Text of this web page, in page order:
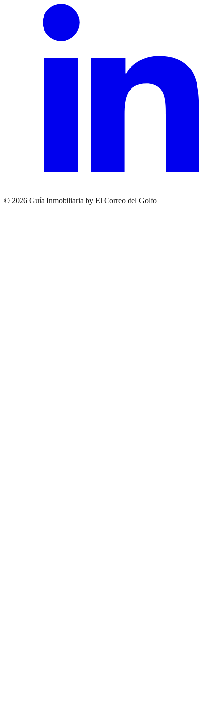
© 2026 Guía Inmobiliaria by El Correo del Golfo